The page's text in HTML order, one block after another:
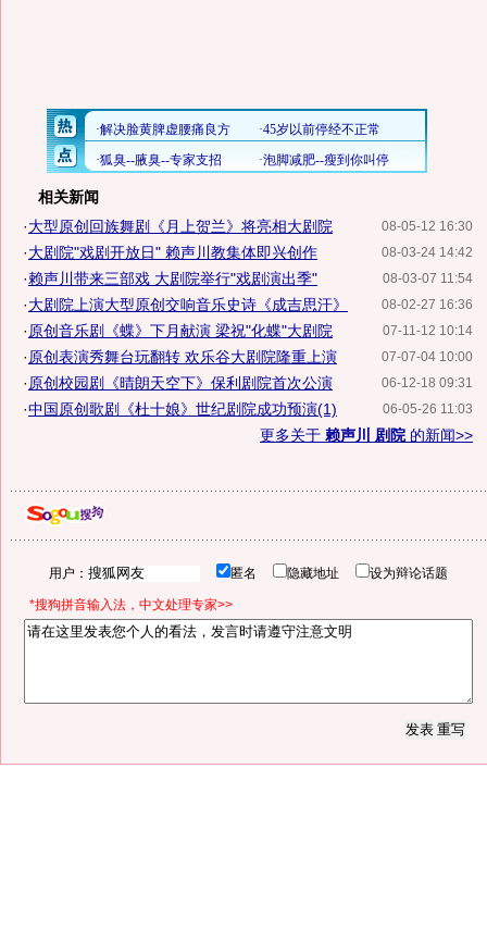
相关新闻
08-05-12 16:30
·大型原创回族舞剧《月上贺兰》将亮相大剧院
08-03-24 14:42
·大剧院"戏剧开放日" 赖声川教集体即兴创作
08-03-07 11:54
·赖声川带来三部戏 大剧院举行"戏剧演出季"
08-02-27 16:36
·大剧院上演大型原创交响音乐史诗《成吉思汗》
07-11-12 10:14
· 原创音乐剧《蝶》下月献演 梁祝"化蝶"大剧院
07-07-04 10:00
· 原创表演秀舞台玩翻转 欢乐谷大剧院隆重上演
06-12-18 09:31
· 原创校园剧《晴朗天空下》保利剧院首次公演
06-05-26 11:03
·中国原创歌剧《杜十娘》世纪剧院成功预演(1)
更多关于 赖声川 剧院的新闻>>
用户： 匿名 隐藏地址 设为辩论话题
*搜狗拼音输入法，中文处理专家>>